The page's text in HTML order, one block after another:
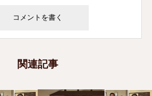
関連記事